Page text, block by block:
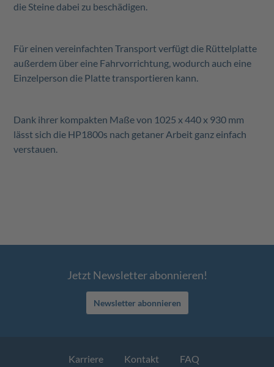
die Steine dabei zu beschädigen.
Für einen vereinfachten Transport verfügt die Rüttelplatte
außerdem über eine Fahrvorrichtung, wodurch auch eine
Einzelperson die Platte transportieren kann.
Dank ihrer kompakten Maße von 1025 x 440 x 930 mm
lässt sich die HP1800s nach getaner Arbeit ganz einfach
verstauen.
Jetzt Newsletter abonnieren!
Newsletter abonnieren
Karriere Kontakt
FAQ